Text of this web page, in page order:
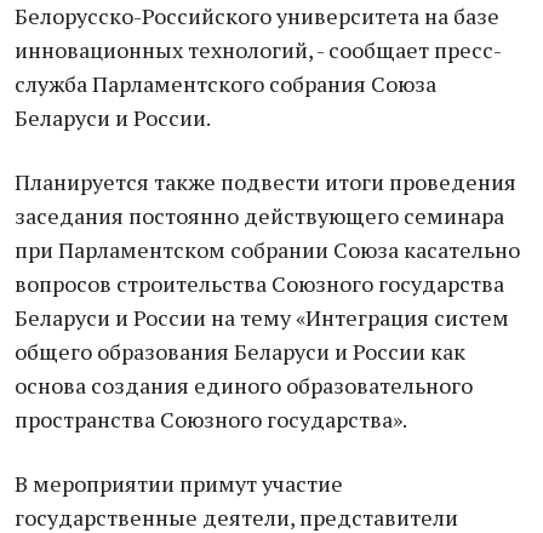
Белорусско-Российского университета на базе
инновационных технологий, - сообщает пресс-
служба Парламентского собрания Союза
Беларуси и России.
Планируется также подвести итоги проведения
заседания постоянно действующего семинара
при Парламентском собрании Союза касательно
вопросов строительства Союзного государства
Беларуси и России на тему «Интеграция систем
общего образования Беларуси и России как
основа создания единого образовательного
пространства Союзного государства».
В мероприятии примут участие
государственные деятели, представители